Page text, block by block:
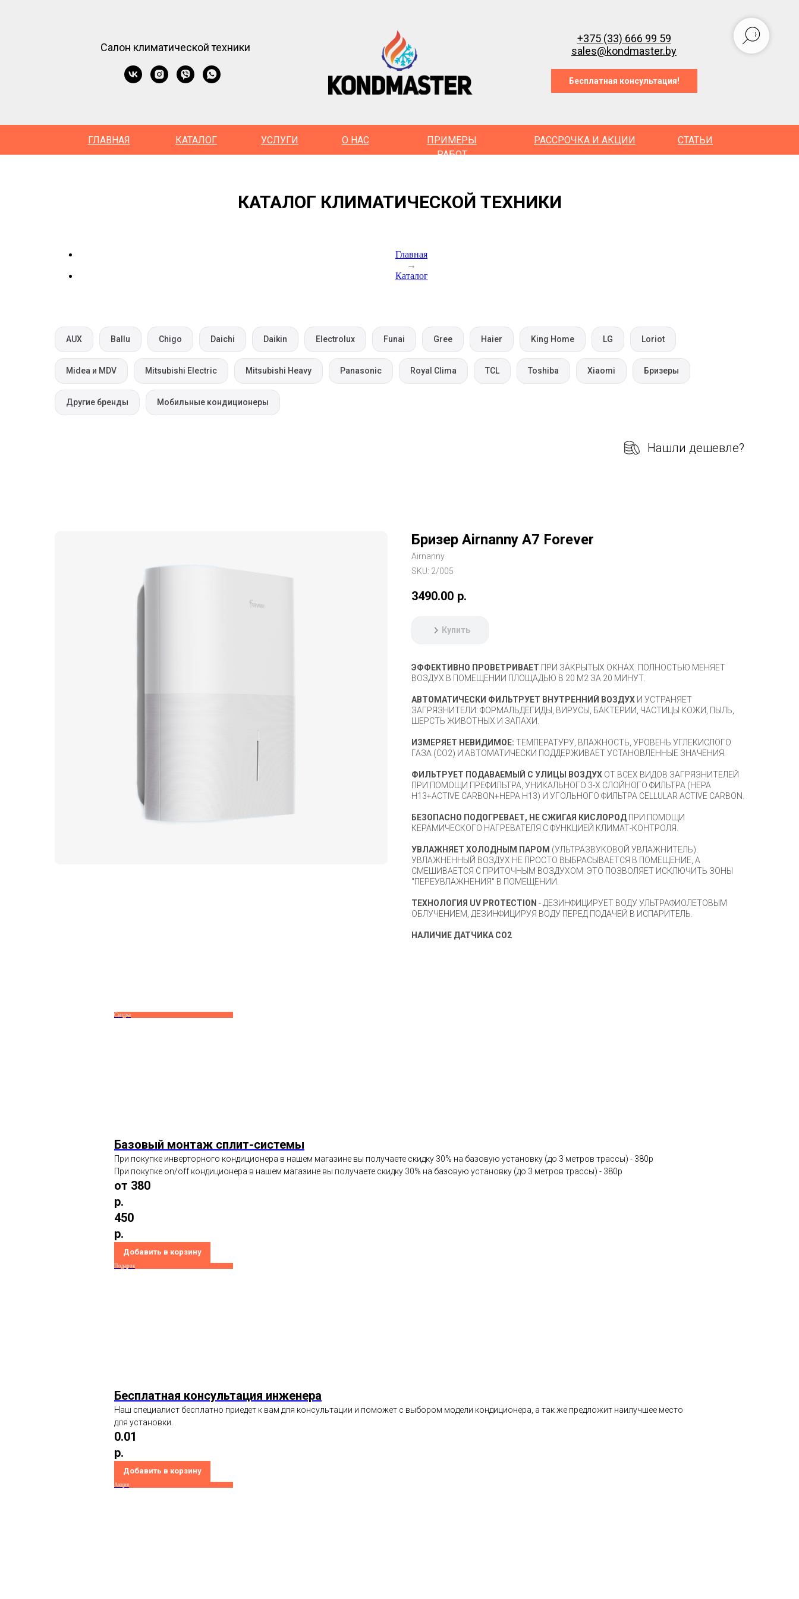
Салон климатической техники
+375 (33) 666 99 59
sales@kondmaster.by
Бесплатная консультация!
ГЛАВНАЯ КАТАЛОГ УСЛУГИ О НАС
ПРИМЕРЫ
РАБОТ
РАССРОЧКА И АКЦИИ СТАТЬИ
КАТАЛОГ КЛИМАТИЧЕСКОЙ ТЕХНИКИ
Главная
→
Каталог
AUX Ballu Chigo Daichi Daikin Electrolux Funai Gree Haier King Home LG Loriot
Midea и MDV Mitsubishi Electric Mitsubishi Heavy Panasonic Royal Clima TCL Toshiba Xiaomi Бризеры
Другие бренды Мобильные кондиционеры
Нашли дешевле?
Бризер Airnanny A7 Forever
Airnanny
SKU: 2/005
3490.00 р.
Купить
ЭФФЕКТИВНО ПРОВЕТРИВАЕТ ПРИ ЗАКРЫТЫХ ОКНАХ. ПОЛНОСТЬЮ МЕНЯЕТ
ВОЗДУХ В ПОМЕЩЕНИИ ПЛОЩАДЬЮ В 20 М2 ЗА 20 МИНУТ.
АВТОМАТИЧЕСКИ ФИЛЬТРУЕТ ВНУТРЕННИЙ ВОЗДУХ И УСТРАНЯЕТ
ЗАГРЯЗНИТЕЛИ: ФОРМАЛЬДЕГИДЫ, ВИРУСЫ, БАКТЕРИИ, ЧАСТИЦЫ КОЖИ, ПЫЛЬ,
ШЕРСТЬ ЖИВОТНЫХ И ЗАПАХИ.
ИЗМЕРЯЕТ НЕВИДИМОЕ: ТЕМПЕРАТУРУ, ВЛАЖНОСТЬ, УРОВЕНЬ УГЛЕКИСЛОГО
ГАЗА (СО2) И АВТОМАТИЧЕСКИ ПОДДЕРЖИВАЕТ УСТАНОВЛЕННЫЕ ЗНАЧЕНИЯ.
ФИЛЬТРУЕТ ПОДАВАЕМЫЙ С УЛИЦЫ ВОЗДУХ ОТ ВСЕХ ВИДОВ ЗАГРЯЗНИТЕЛЕЙ
ПРИ ПОМОЩИ ПРЕФИЛЬТРА, УНИКАЛЬНОГО 3-Х СЛОЙНОГО ФИЛЬТРА (HEPA
H13+ACTIVE CARBON+HEPA H13) И УГОЛЬНОГО ФИЛЬТРА СELLULAR ACTIVE CARBON.
БЕЗОПАСНО ПОДОГРЕВАЕТ, НЕ СЖИГАЯ КИСЛОРОД ПРИ ПОМОЩИ
КЕРАМИЧЕСКОГО НАГРЕВАТЕЛЯ С ФУНКЦИЕЙ КЛИМАТ-КОНТРОЛЯ.
УВЛАЖНЯЕТ ХОЛОДНЫМ ПАРОМ (УЛЬТРАЗВУКОВОЙ УВЛАЖНИТЕЛЬ).
УВЛАЖНЕННЫЙ ВОЗДУХ НЕ ПРОСТО ВЫБРАСЫВАЕТСЯ В ПОМЕЩЕНИЕ, А
СМЕШИВАЕТСЯ С ПРИТОЧНЫМ ВОЗДУХОМ. ЭТО ПОЗВОЛЯЕТ ИСКЛЮЧИТЬ ЗОНЫ
"ПЕРЕУВЛАЖНЕНИЯ" В ПОМЕЩЕНИИ.
ТЕХНОЛОГИЯ UV PROTECTION - ДЕЗИНФИЦИРУЕТ ВОДУ УЛЬТРАФИОЛЕТОВЫМ
ОБЛУЧЕНИЕМ, ДЕЗИНФИЦИРУЯ ВОДУ ПЕРЕД ПОДАЧЕЙ В ИСПАРИТЕЛЬ.
НАЛИЧИЕ ДАТЧИКА СО2
Скидка
Базовый монтаж сплит-системы
При покупке инверторного кондиционера в нашем магазине вы получаете скидку 30% на базовую установку (до 3 метров трассы) - 380p
При покупке on/off кондиционера в нашем магазине вы получаете скидку 30% на базовую установку (до 3 метров трассы) - 380p
от 380
р.
450
р.
Добавить в корзину
Подарок
Бесплатная консультация инженера
Наш специалист бесплатно приедет к вам для консультации и поможет с выбором модели кондиционера, а так же предложит наилучшее место
для установки.
0.01
р.
Добавить в корзину
Акция